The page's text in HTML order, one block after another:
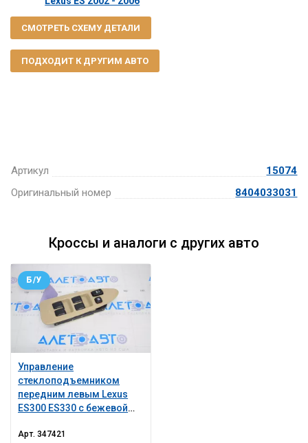
Артикул
15074
Оригинальный номер
8404033031
СМОТРЕТЬ СХЕМУ ДЕТАЛИ
ПОДХОДИТ К ДРУГИМ АВТО
Кроссы и аналоги с других авто
Управление
стеклоподъемником
передним левым Lexus
ES300 ES330 с бежевой
Б/У
Арт.347421